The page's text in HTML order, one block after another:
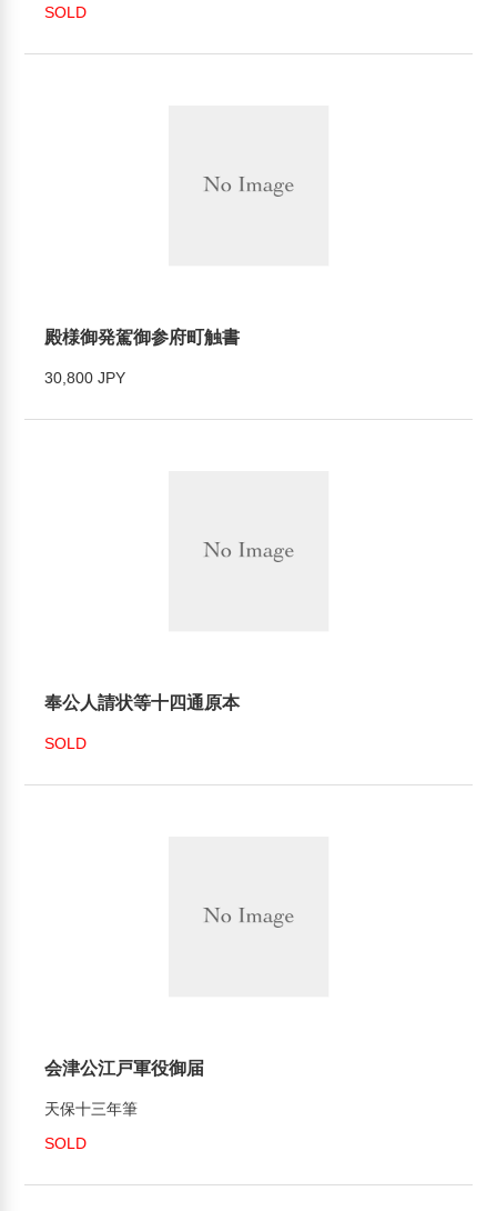
SOLD
殿様御発駕御参府町触書
30,800 JPY
奉公人請状等十四通原本
SOLD
会津公江戸軍役御届
天保十三年筆
SOLD